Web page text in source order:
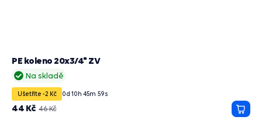
Na skladě
PE koleno 20x3/4" ZV
Ušetříte -2 Kč 0d 10h 45m 58s
46 Kč
44 Kč